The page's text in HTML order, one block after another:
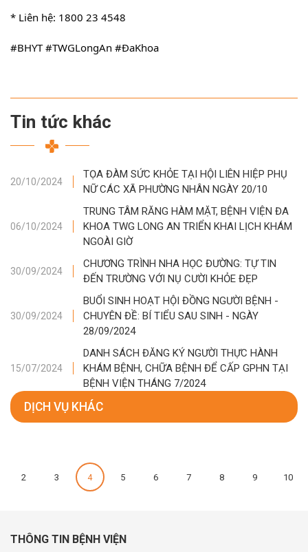
* Liên hệ: 1800 23 4548
#BHYT #TWGLongAn #ĐaKhoa
Tin tức khác
20/10/2024
TỌA ĐÀM SỨC KHỎE TẠI HỘI LIÊN HIỆP PHỤ
NỮ CÁC XÃ PHƯỜNG NHÂN NGÀY 20/10
06/10/2024
TRUNG TÂM RĂNG HÀM MẶT, BỆNH VIỆN ĐA
KHOA TWG LONG AN TRIỂN KHAI LỊCH KHÁM
NGOÀI GIỜ
30/09/2024
CHƯƠNG TRÌNH NHA HỌC ĐƯỜNG: TỰ TIN
ĐẾN TRƯỜNG VỚI NỤ CƯỜI KHỎE ĐẸP
30/09/2024
BUỔI SINH HOẠT HỘI ĐỒNG NGƯỜI BỆNH -
CHUYÊN ĐỀ: BÍ TIỂU SAU SINH - NGÀY
28/09/2024
15/07/2024
DANH SÁCH ĐĂNG KÝ NGƯỜI THỰC HÀNH
KHÁM BỆNH, CHỮA BỆNH ĐỂ CẤP GPHN TẠI
BỆNH VIỆN THÁNG 7/2024
DỊCH VỤ KHÁC
2 3 4 5 6 7 8 9 10
THÔNG TIN BỆNH VIỆN